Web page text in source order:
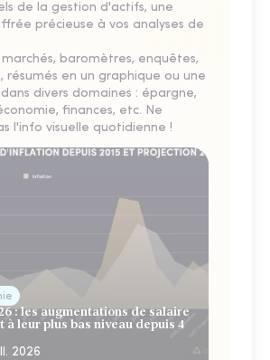
de la gestion d'actifs, une
précieuse à vos analyses de
baromètres, enquêtes,
résumés en un graphique ou une
divers domaines : épargne,
finances, etc. Ne
l'info visuelle quotidienne !
: les augmentations de salaire
à leur plus bas niveau depuis 4
2026